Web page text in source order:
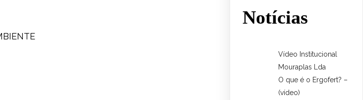
Notícias
Vídeo Institucional
Mouraplas Lda
O que é o Ergofert? –
(vídeo)